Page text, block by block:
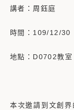
講者：周鈺庭
時間：109/12/30
地點：D0702教室
本次邀請到文創界